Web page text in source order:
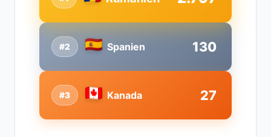
#2 Spanien 130
#3 Kanada 27